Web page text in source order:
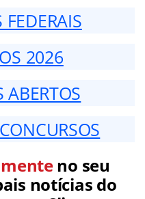
2026
ABERTOS
no seu
notícias do